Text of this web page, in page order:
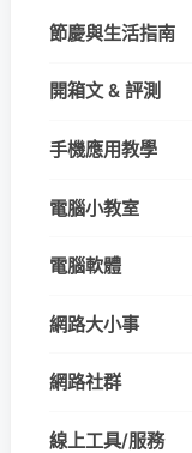
節慶與生活指南
開箱文 & 評測
手機應用教學
電腦小教室
電腦軟體
網路大小事
網路社群
線上工具/服務